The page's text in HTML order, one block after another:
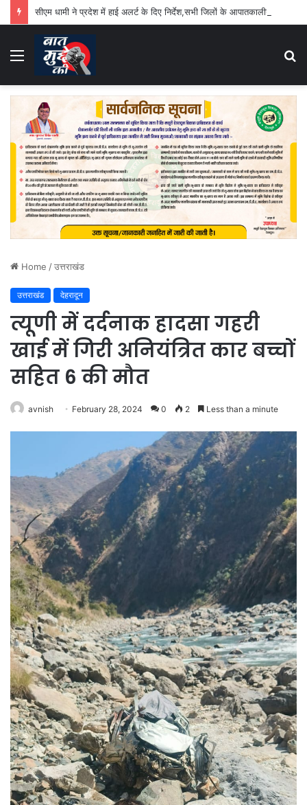
Menu
Home /उत्तराखंड
उत्तराखंड देहरादून
त्यूणी में दर्दनाक हादसा गहरी
खाई में गिरी अनियंत्रित कार बच्चों
सहित 6 की मौत
avnish February 28, 2024 0 2 Less than a minute